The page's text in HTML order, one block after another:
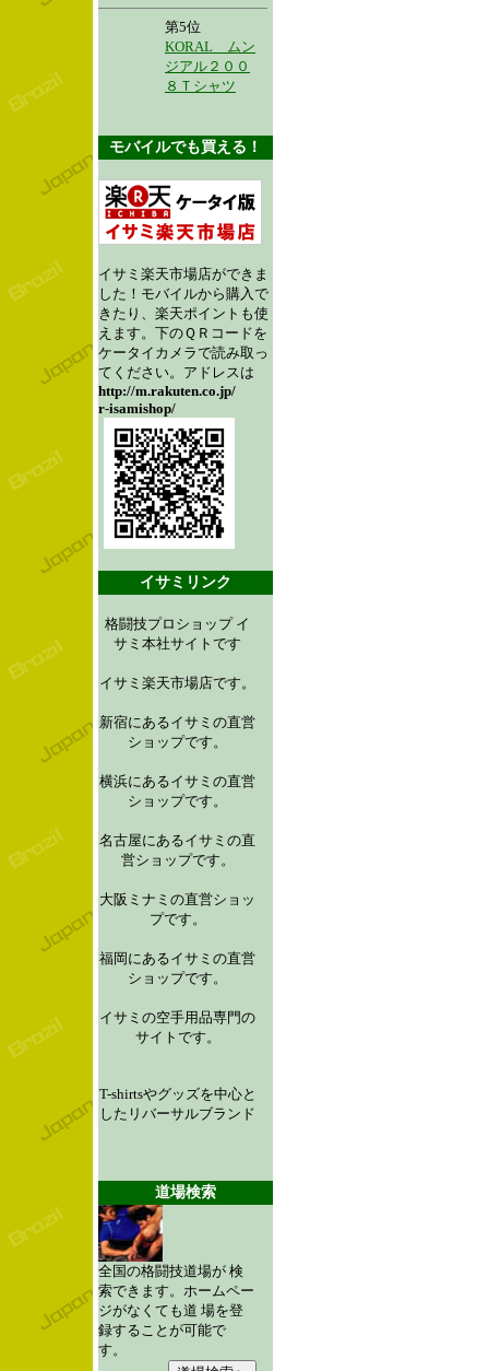
第5位
KORAL ムン
ジアル２００
８Ｔシャツ
モバイルでも買える！
イサミ楽天市場店ができま
した！モバイルから購入で
きたり、楽天ポイントも使
えます。下のＱＲコードを
ケータイカメラで読み取っ
てください。アドレスは
http://m.rakuten.co.jp/
r-isamishop/
イサミリンク
格闘技プロショップ イ
サミ本社サイトです
イサミ楽天市場店です。
新宿にあるイサミの直営
ショップです。
横浜にあるイサミの直営
ショップです。
名古屋にあるイサミの直
営ショップです。
大阪ミナミの直営ショッ
プです。
福岡にあるイサミの直営
ショップです。
イサミの空手用品専門の
サイトです。
T-shirtsやグッズを中心と
したリバーサルブランド
道場検索
全国の格闘技道場が 検
索できます。ホームペー
ジがなくても道 場を登
録することが可能で
す。